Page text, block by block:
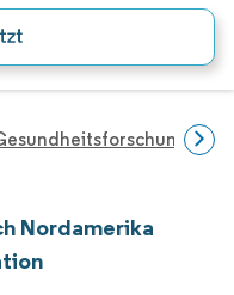
Nordamerika